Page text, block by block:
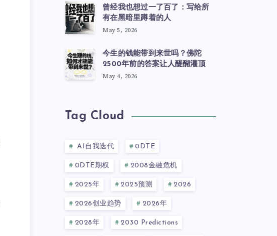
曾经我也想过一了百了：写给所
有在黑暗里蹲着的人
May 5, 2026
今生的钱能带到来世吗？佛陀
2500年前的答案让人醍醐灌顶
May 4, 2026
Tag Cloud
AI自我迭代 0DTE
0DTE期权 2008金融危机
2025年 2025预测 2026
2026创业趋势 2026年
2028年 2030 Predictions